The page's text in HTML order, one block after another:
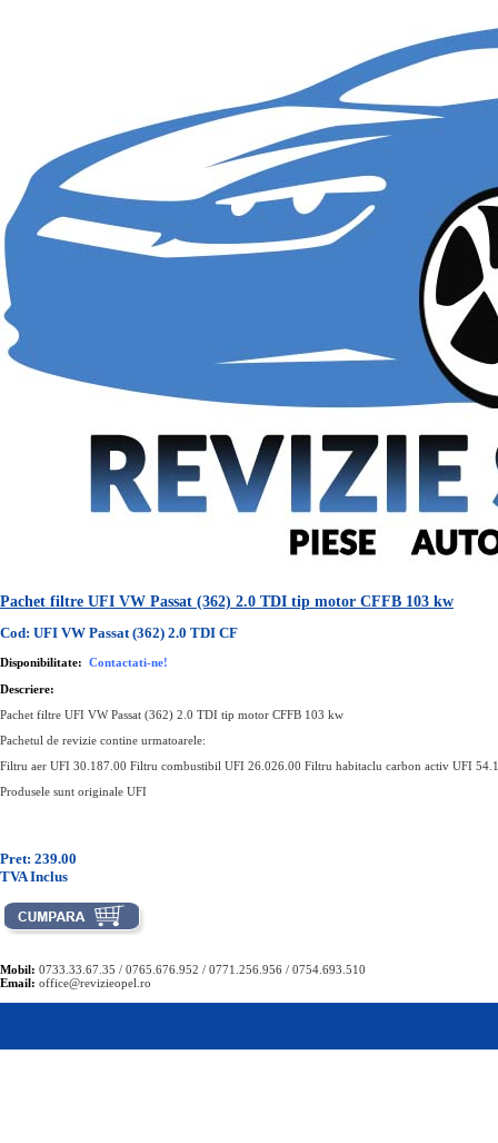
Pachet filtre UFI VW Passat (362) 2.0 TDI tip motor CFFB 103 kw
Cod: UFI VW Passat (362) 2.0 TDI CF
Disponibilitate: Contactati-ne!
Descriere:
Pachet filtre UFI VW Passat (362) 2.0 TDI tip motor CFFB 103 kw
Pachetul de revizie contine urmatoarele:
Filtru aer UFI 30.187.00 Filtru combustibil UFI 26.026.00 Filtru habitaclu carbon activ UFI
Produsele sunt originale UFI
Pret: 239.00
TVA Inclus
Mobil: 0733.33.67.35 / 0765.676.952 / 0771.256.956 / 0754.693.510
Email: office@revizieopel.ro